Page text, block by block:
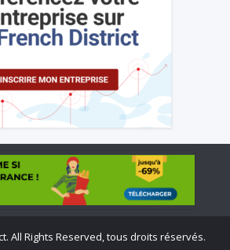
All Rights Reserved, tous droits réservés.